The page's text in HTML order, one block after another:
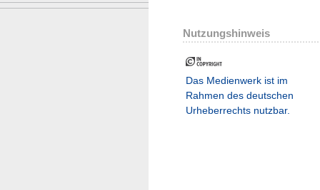
Nutzungshinweis
Das Medienwerk ist im
Rahmen des deutschen
Urheberrechts nutzbar.